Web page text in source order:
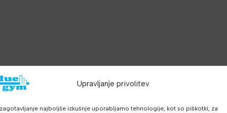
Upravljanje privolitev
najboljše izkušnje uporabljamo tehnologije, kot so piškotki, za